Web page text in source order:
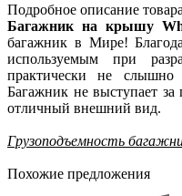
Подробное описание товара
Багажник на крышу
багажник в Мире!
используемым при
практически не
Багажник не выступает за
отличный внешний вид.
Грузоподъемность
Похожие предложения